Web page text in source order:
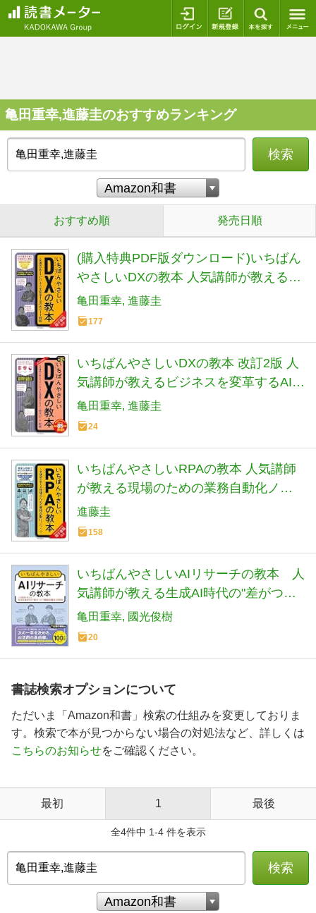
ログイン 新規登録
亀田重幸,進藤圭のおすすめランキング
検索
おすすめ順 発売日順
(購入特典PDF版ダウンロード)いちばん
やさしいDXの教本 人気講師が教えるビ
ジネスを変革する攻めのIT戦略
亀田重幸 進藤圭
177
いちばんやさしいDXの教本 改訂2版 人
気講師が教えるビジネスを変革するAI時
代のIT戦略
亀田重幸 進藤圭
24
いちばんやさしいRPAの教本 人気講師
が教える現場のための業務自動化ノウ
ハウ (「いちばんやさしい教本」シリー
ズ)
進藤圭
158
いちばんやさしいAIリサーチの教本 人
気講師が教える生成AI時代の"差がつ
く"情報収集＆活用術
亀田重幸 國光俊樹
20
書誌検索オプションについて
ただいま「Amazon和書」検索の仕組みを変更しておりま
す。検索で本が見つからない場合の対処法など、詳しくは
こちらのお知らせをご確認ください。
最初 1 最後
全4件中 1-4 件を表示
検索